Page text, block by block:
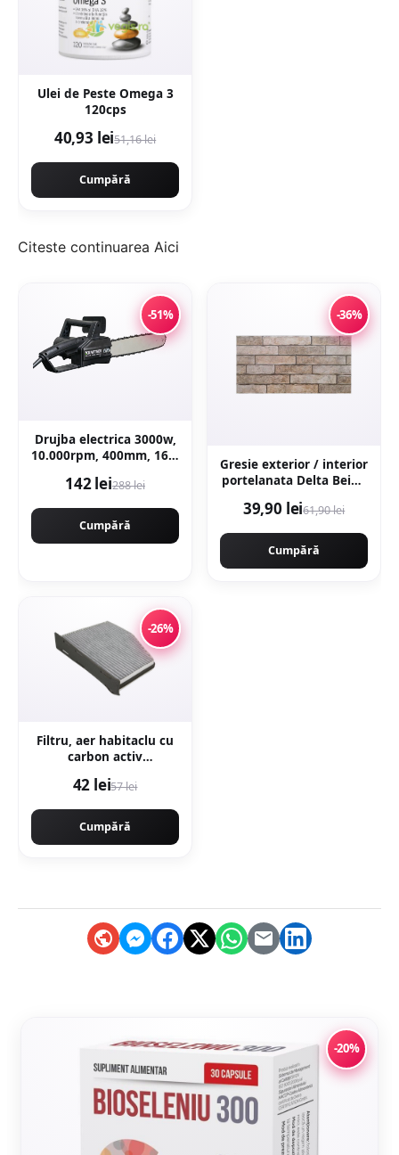
Ulei de Peste Omega 3
120cps
40,93 lei51,16 lei
Cumpără
Citeste continuarea Aici
-51%
Drujba electrica 3000w,
10.000rpm, 400mm, 16'',
142 lei288 lei
Cumpără
-36%
Gresie exterior / interior
portelanata Delta Beige
rectificata tip piatra
39,90 lei61,90 lei
Cumpără
-26%
Filtru, aer habitaclu cu
carbon activ
42 lei57 lei
Cumpără
-20%